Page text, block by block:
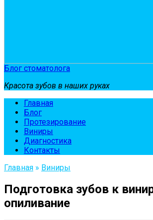
Блог стоматолога
Красота зубов в наших руках
Главная
Блог
Протезирование
Виниры
Диагностика
Контакты
Главная » Виниры
Подготовка зубов к
опиливание